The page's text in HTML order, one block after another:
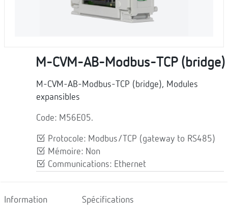
M-CVM-AB-Modbus-TCP (bridge)
M-CVM-AB-Modbus-TCP (bridge), Modules
expansibles
Code: M56E05.
Protocole: Modbus/TCP (gateway to RS485)
Mémoire: Non
Communications: Ethernet
Information Spécifications